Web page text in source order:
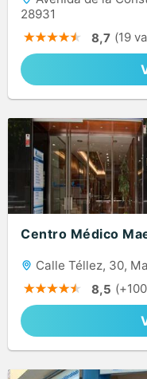
28931
8,7 (19
Centro Médico
Calle Téllez, 30,
8,5